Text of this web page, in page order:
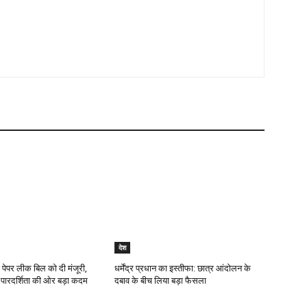
लीक बिल को दी मंजूरी,
पारदर्शिता की ओर बड़ा कदम
देश
धर्मेंद्र प्रधान का इस्तीफा: छात्र आंदोलन के
दबाव के बीच लिया बड़ा फैसला